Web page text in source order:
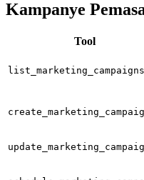
Kampanye
Tool
list_marketing_campaigns